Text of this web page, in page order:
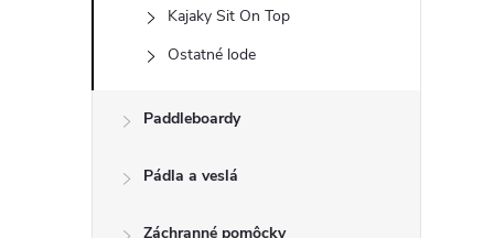
Kajaky Sit On Top
Ostatné lode
Paddleboardy
Pádla a veslá
Záchranné pomôcky